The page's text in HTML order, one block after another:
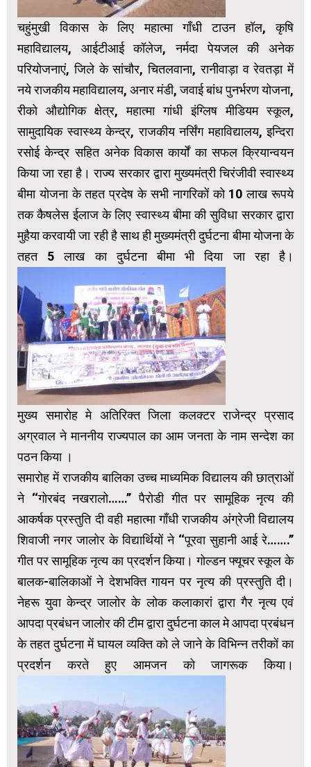
चहुंमुखी विकास के लिए महात्मा गाँधी टाउन हॉल, कृषि
महाविद्यालय, आईटीआई कॉलेज, नर्मदा पेयजल की अनेक
परियोजनाएं, जिले के सांचौर, चितलवाना, रानीवाड़ा व रेवतड़ा में
नये राजकीय महाविद्यालय, अनार मंडी, जवाई बांध पुनर्भरण योजना,
रीको औद्योगिक क्षेत्र, महात्मा गांधी इंग्लिष मीडियम स्कूल,
सामुदायिक स्वास्थ्य केन्द्र, राजकीय नर्सिंग महाविद्यालय, इन्दिरा
रसोई केन्द्र सहित अनेक विकास कार्यों का सफल क्रियान्वयन
किया जा रहा है। राज्य सरकार द्वारा मुख्यमंत्री चिरंजीवी स्वास्थ्य
बीमा योजना के तहत प्रदेष के सभी नागरिकों को 10 लाख रूपये
तक कैषलेस ईलाज के लिए स्वास्थ्य बीमा की सुविधा सरकार द्वारा
मुहैया करवायी जा रही है साथ ही मुख्यमंत्री दुर्घटना बीमा योजना के
तहत 5 लाख का दुर्घटना बीमा भी दिया जा रहा है।
मुख्य समारोह मे अतिरिक्त जिला कलक्टर राजेन्द्र प्रसाद
अग्रवाल ने माननीय राज्यपाल का आम जनता के नाम सन्देश का
पठन किया ।
समारोह में राजकीय बालिका उच्च माध्यमिक विद्यालय की छात्राओं
ने ‘‘गोरबंद नखरालो……’’ पैरोडी गीत पर सामूहिक नृत्य की
आकर्षक प्रस्तुति दी वही महात्मा गाँधी राजकीय अंग्रेजी विद्यालय
शिवाजी नगर जालोर के विद्यार्थियों ने ‘‘पूरवा सुहानी आई रे…….’’
गीत पर सामूहिक नृत्य का प्रदर्शन किया। गोल्डन फ्यूचर स्कूल के
बालक-बालिकाओं ने देशभक्ति गायन पर नृत्य की प्रस्तुति दी।
नेहरू युवा केन्द्र जालोर के लोक कलाकारां द्वारा गैर नृत्य एवं
आपदा प्रबंधन जालोर की टीम द्वारा दुर्घटना काल मे आपदा प्रबंधन
के तहत दुर्घटना में घायल व्यक्ति को ले जाने के विभिन्न तरीकों का
प्रदर्शन करते हुए आमजन को जागरूक किया।